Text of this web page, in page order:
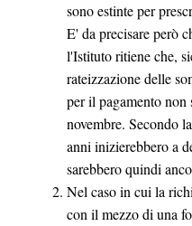
sono estinte per
E' da precisare però
l'Istituto ritiene che,
rateizzazione delle
per il pagamento non
novembre. Secondo
anni inizierebbero a
sarebbero quindi
Nel caso in cui la
con il mezzo di una